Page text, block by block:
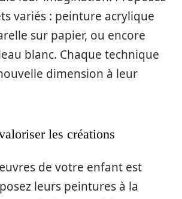
variés : peinture acrylique
sur papier, ou encore
blanc. Chaque technique
dimension à leur
les créations
de votre enfant est
leurs peintures à la